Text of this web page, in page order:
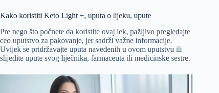
Kako koristiti Keto Light +, uputa o lijeku, upute
Pre nego što počnete da koristite ovaj lek, pažljivo pregledajte
ceo uputstvo za pakovanje, jer sadrži važne informacije.
Uvijek se pridržavajte uputa navedenih u ovom uputstvu ili
slijedite upute svog liječnika, farmaceuta ili medicinske sestre.